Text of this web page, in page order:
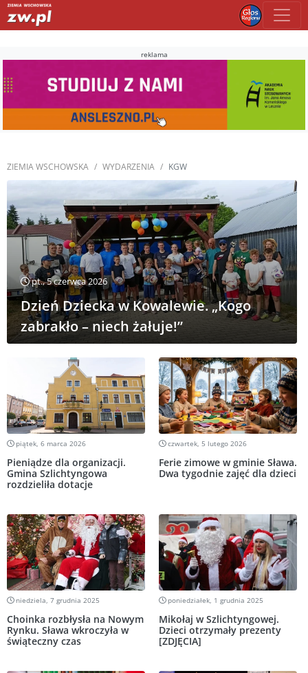
reklama
ZIEMIA WSCHOWSKA WYDARZENIA KGW
pt., 5 czerwca 2026
Dzień Dziecka w Kowalewie. „Kogo
zabrakło – niech żałuje!”
piątek, 6 marca 2026
Pieniądze dla organizacji.
Gmina Szlichtyngowa
rozdzieliła dotacje
czwartek, 5 lutego 2026
Ferie zimowe w gminie Sława.
Dwa tygodnie zajęć dla dzieci
niedziela, 7 grudnia 2025
Choinka rozbłysła na Nowym
Rynku. Sława wkroczyła w
świąteczny czas
poniedziałek, 1 grudnia 2025
Mikołaj w Szlichtyngowej.
Dzieci otrzymały prezenty
[ZDJĘCIA]